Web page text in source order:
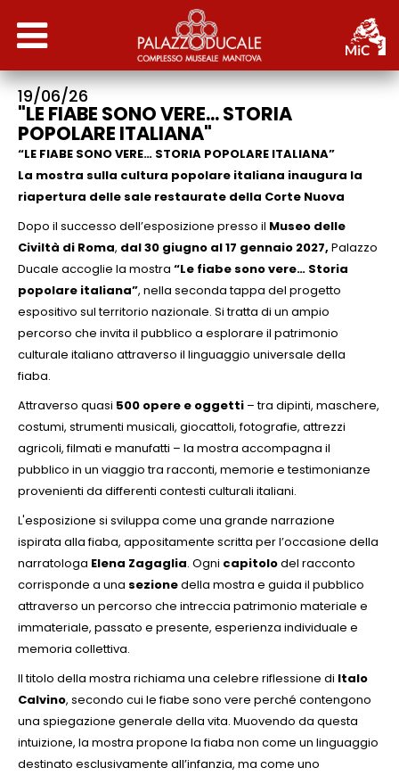
INFO
NEWS
ATTIVITÀ
STORIA
PERCORSI
SERVIZI EDUCATIVI
19/06/26
"LE FIABE SONO VERE... STORIA
POPOLARE ITALIANA"
“LE FIABE SONO VERE… STORIA POPOLARE ITALIANA”
La mostra sulla cultura popolare italiana inaugura la
riapertura delle sale restaurate della Corte Nuova
Dopo il successo dell’esposizione presso il Museo delle
Civiltà di Roma, dal 30 giugno al 17 gennaio 2027, Palazzo
Ducale accoglie la mostra “Le fiabe sono vere… Storia
popolare italiana”, nella seconda tappa del progetto
espositivo sul territorio nazionale. Si tratta di un ampio
percorso che invita il pubblico a esplorare il patrimonio
culturale italiano attraverso il linguaggio universale della
fiaba.
Attraverso quasi 500 opere e oggetti – tra dipinti, maschere,
costumi, strumenti musicali, giocattoli, fotografie, attrezzi
agricoli, filmati e manufatti – la mostra accompagna il
pubblico in un viaggio tra racconti, memorie e testimonianze
provenienti da differenti contesti culturali italiani.
L'esposizione si sviluppa come una grande narrazione
ispirata alla fiaba, appositamente scritta per l’occasione della
narratologa Elena Zagaglia. Ogni capitolodel racconto
corrisponde a una sezionedella mostra e guida il pubblico
attraverso un percorso che intreccia patrimonio materiale e
immateriale, passato e presente, esperienza individuale e
memoria collettiva.
Il titolo della mostra richiama una celebre riflessione di Italo
Calvino, secondo cui le fiabe sono vere perché contengono
una spiegazione generale della vita. Muovendo da questa
intuizione, la mostra propone la fiaba non come un linguaggio
destinato esclusivamente all’infanzia, ma come uno